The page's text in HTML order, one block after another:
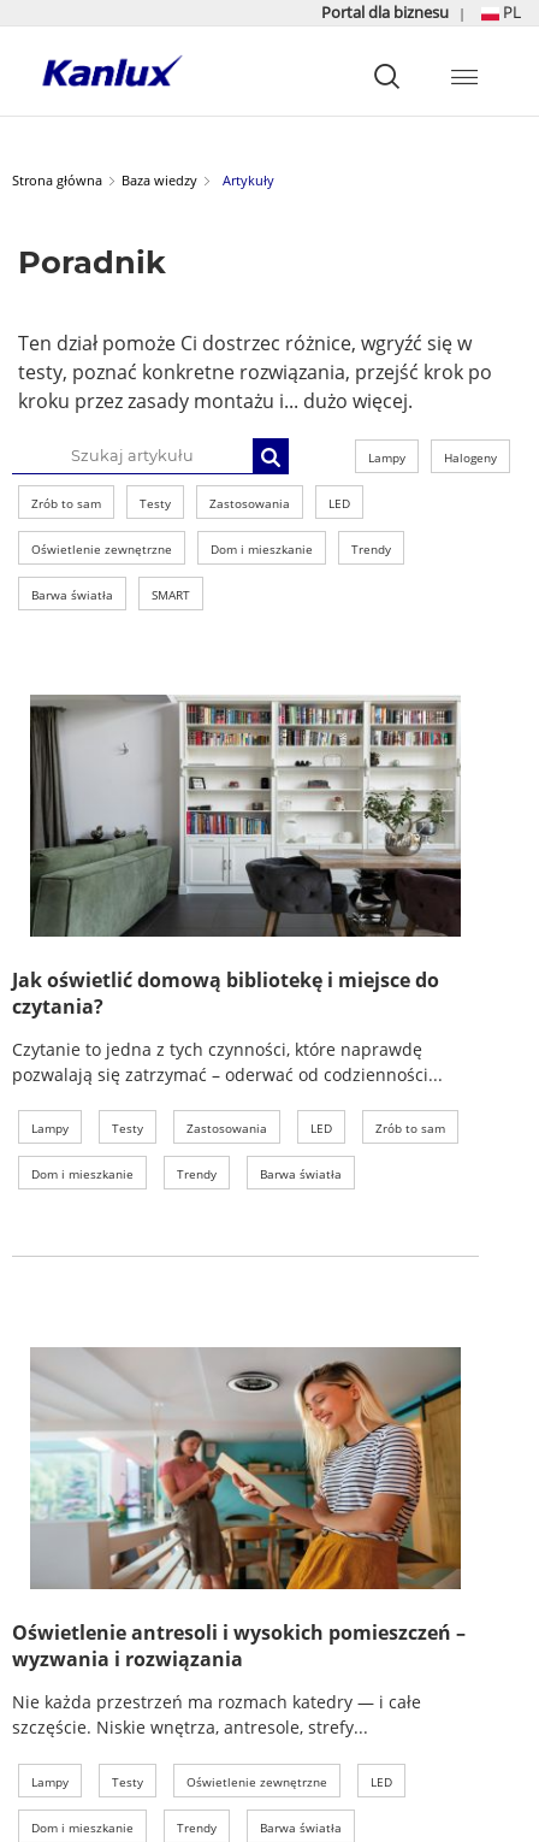
Portal dla biznesu | PL
główna
Strona główna Baza wiedzy Artykuły
Poradnik
Ten dział pomoże Ci dostrzec różnice, wgryźć się w
testy, poznać konkretne rozwiązania, przejść krok po
kroku przez zasady montażu i... dużo więcej.
Lampy Halogeny
Zrób to sam Testy Zastosowania LED
Oświetlenie zewnętrzne Dom i mieszkanie Trendy
Barwa światła SMART
Jak oświetlić domową bibliotekę i miejsce do
czytania?
Czytanie to jedna z tych czynności, które naprawdę
pozwalają się zatrzymać – oderwać od codzienności...
Lampy Testy Zastosowania LED Zrób to sam
Dom i mieszkanie Trendy Barwa światła
Oświetlenie antresoli i wysokich pomieszczeń –
wyzwania i rozwiązania
Nie każda przestrzeń ma rozmach katedry — i całe
szczęście. Niskie wnętrza, antresole, strefy...
Lampy Testy Oświetlenie zewnętrzne LED
Dom i mieszkanie Trendy Barwa światła